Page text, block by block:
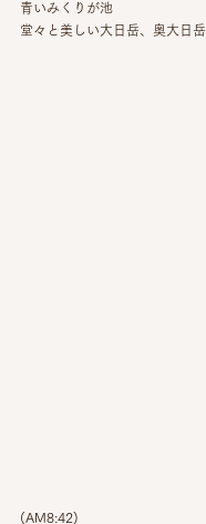
青いみくりが池
堂々と美しい大日岳、奥大日岳
(AM8:42)